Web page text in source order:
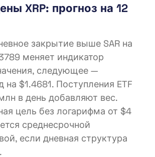
XRP: прогноз на 12
закрытие выше SAR на
меняет индикатор
следующее —
на $1.4681. Поступления ETF
в день добавляют вес.
цель без логарифма от $4
среднесрочной
если дневная структура